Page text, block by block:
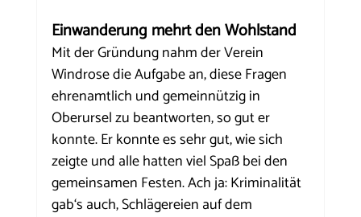
Einwanderung mehrt den Wohlstand
Mit der Gründung nahm der Verein
Windrose die Aufgabe an, diese Fragen
ehrenamtlich und gemeinnützig in
Oberursel zu beantworten, so gut er
konnte. Er konnte es sehr gut, wie sich
zeigte und alle hatten viel Spaß bei den
gemeinsamen Festen. Ach ja: Kriminalität
gab‘s auch, Schlägereien auf dem